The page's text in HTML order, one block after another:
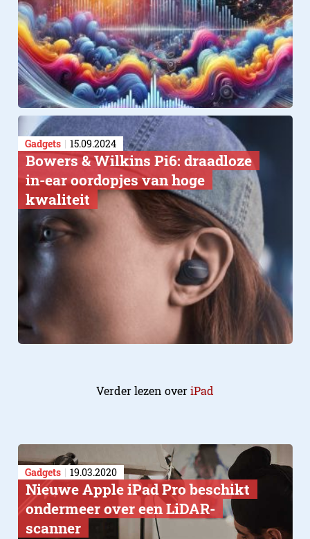
Gadgets 15.09.2024
Bowers & Wilkins Pi6: draadloze
in-ear oordopjes van hoge
kwaliteit
Verder lezen overiPad
Gadgets 19.03.2020
Nieuwe Apple iPad Pro beschikt
ondermeer over een LiDAR-
scanner